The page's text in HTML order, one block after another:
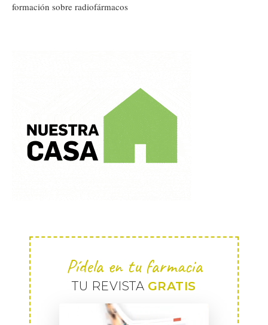
formación sobre radiofármacos
Pídela en tu farmacia
TU REVISTA GRATIS